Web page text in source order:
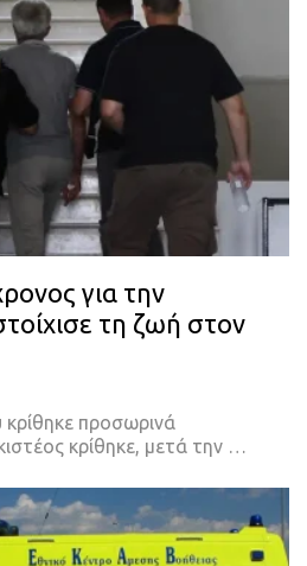
για την
τη ζωή στον
προσωρινά
κρίθηκε, μετά την …